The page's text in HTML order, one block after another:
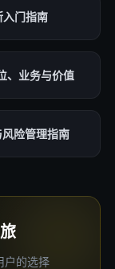
入门指南
、业务与价值
险管理指南
户的选择